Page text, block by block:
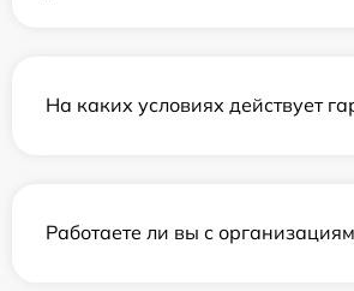
На каких условиях действует
Работаете ли вы с